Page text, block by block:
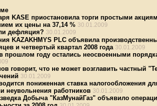
KASE приостановила торги простыми
их цены на 37,14 % 30.01.2009
дефляция? 30.01.2009
KAZAKHMYS PLC объявила
и четвертый квартал 2008 года 30.01.2009
прошлом году остались неосвоенными
говорит, что не может возглавить частный
30.01.2009
пониженная ставка налогообложения
неувольнения работников 30.01.2009
Добыча "КазМунайГаз" объявило